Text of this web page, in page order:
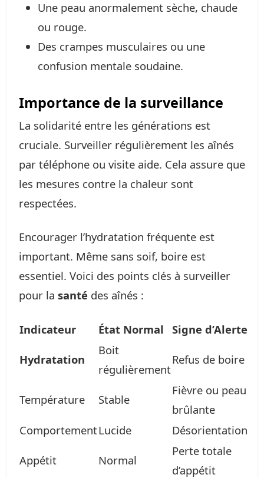
Une peau anormalement sèche, chaude
ou rouge.
Des crampes musculaires ou une
confusion mentale soudaine.
Importance de la surveillance
La solidarité entre les générations est
cruciale. Surveiller régulièrement les aînés
par téléphone ou visite aide. Cela assure que
les mesures contre la chaleur sont
respectées.
Encourager l’hydratation fréquente est
important. Même sans soif, boire est
essentiel. Voici des points clés à surveiller
pour la santé des aînés :
Indicateur État Normal Signe d’Alerte
Hydratation
Boit
régulièrement
Refus de boire
Température Stable
Fièvre ou peau
brûlante
ComportementLucide Désorientation
Appétit Normal
Perte totale
d’appétit